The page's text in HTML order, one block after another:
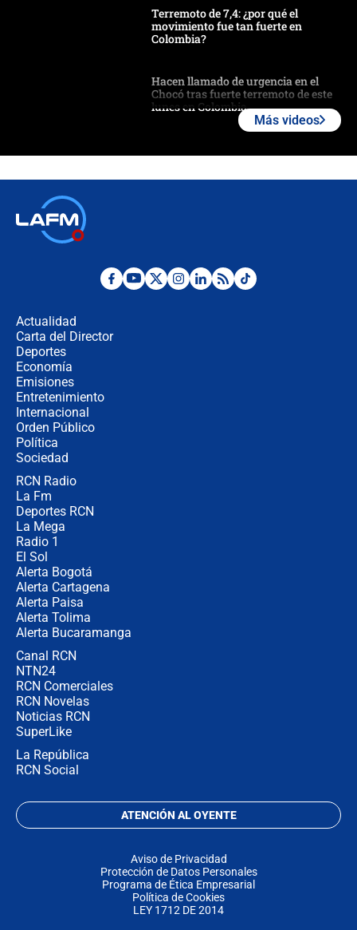
Terremoto de 7,4: ¿por qué el
movimiento fue tan fuerte en
Colombia?
Hacen llamado de urgencia en el
Chocó tras fuerte terremoto de este
lunes en Colombia
Fuerte temblor en Colombia hoy:
Más videos
Actualidad
Carta del Director
Deportes
Economía
Emisiones
Entretenimiento
Internacional
Orden Público
Política
Sociedad
RCN Radio
La Fm
Deportes RCN
La Mega
Radio 1
El Sol
Alerta Bogotá
Alerta Cartagena
Alerta Paisa
Alerta Tolima
Alerta Bucaramanga
Canal RCN
NTN24
RCN Comerciales
RCN Novelas
Noticias RCN
SuperLike
La República
RCN Social
ATENCIÓN AL OYENTE
Aviso de Privacidad
Protección de Datos Personales
Programa de Ética Empresarial
Política de Cookies
LEY 1712 DE 2014